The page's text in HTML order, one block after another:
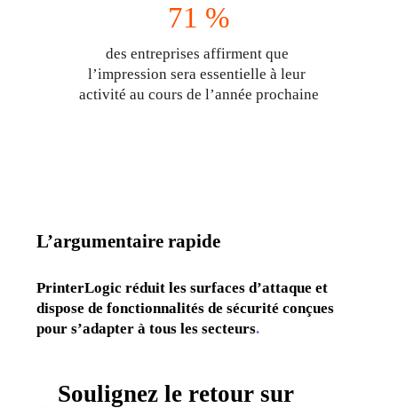
71 %
des entreprises affirment que
l’impression sera essentielle à leur
activité au cours de l’année prochaine
L’argumentaire rapide
PrinterLogic réduit les surfaces d’attaque et
dispose de fonctionnalités de sécurité conçues
pour s’adapter à tous les secteurs.
Soulignez le retour sur